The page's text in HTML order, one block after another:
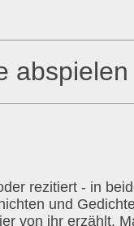
abspielen
rezitiert - in
und
von ihr erzählt.